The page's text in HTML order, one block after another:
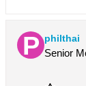
philthai
Senior